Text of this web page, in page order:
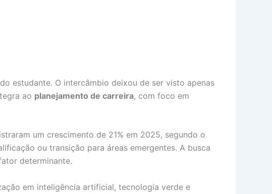
estudante. O intercâmbio deixou de ser visto apenas
ao planejamento de carreira, com foco em
um crescimento de 21% em 2025, segundo o
ou transição para áreas emergentes. A busca
determinante.
em inteligência artificial, tecnologia verde e